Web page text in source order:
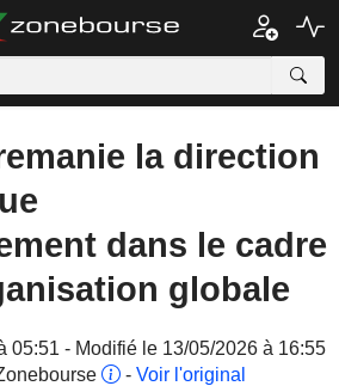
la direction
dans le cadre
globale
05:51 - Modifié le 13/05/2026 à 16:55
- Voir l'original